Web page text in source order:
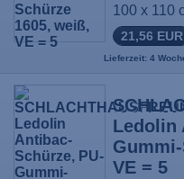
100 x 110
21,56 EUR
Lieferzeit: 4
Ledolin
VE = 5